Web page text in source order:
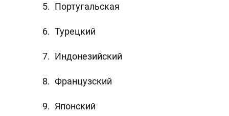
Португальская
Турецкий
Индонезийский
Французский
Японский